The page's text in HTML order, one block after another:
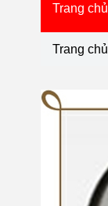
Trang chủ|
Trang chủ